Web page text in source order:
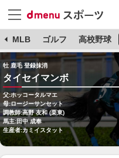
MLB ゴルフ 高校野球
牡 鹿毛 登録抹消
タイセイマンボ
父:ホッコータルマエ
母:ロージーサンセット
調教師:高野 友和 (栗東)
馬主:田中 成奉
生産者:カミイスタット